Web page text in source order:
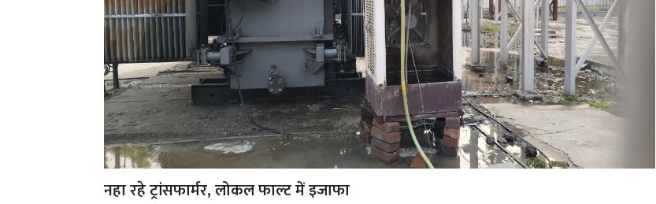
नहा रहे ट्रांसफार्मर, लोकल फाल्ट में इजाफा